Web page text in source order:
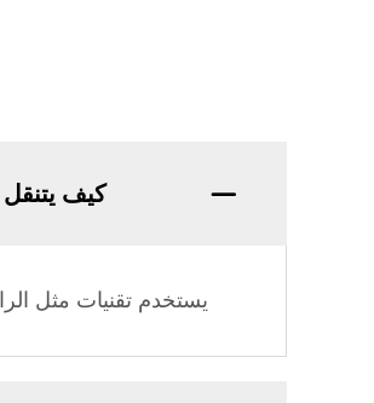
كيف
يستخدم تقنيات مثل